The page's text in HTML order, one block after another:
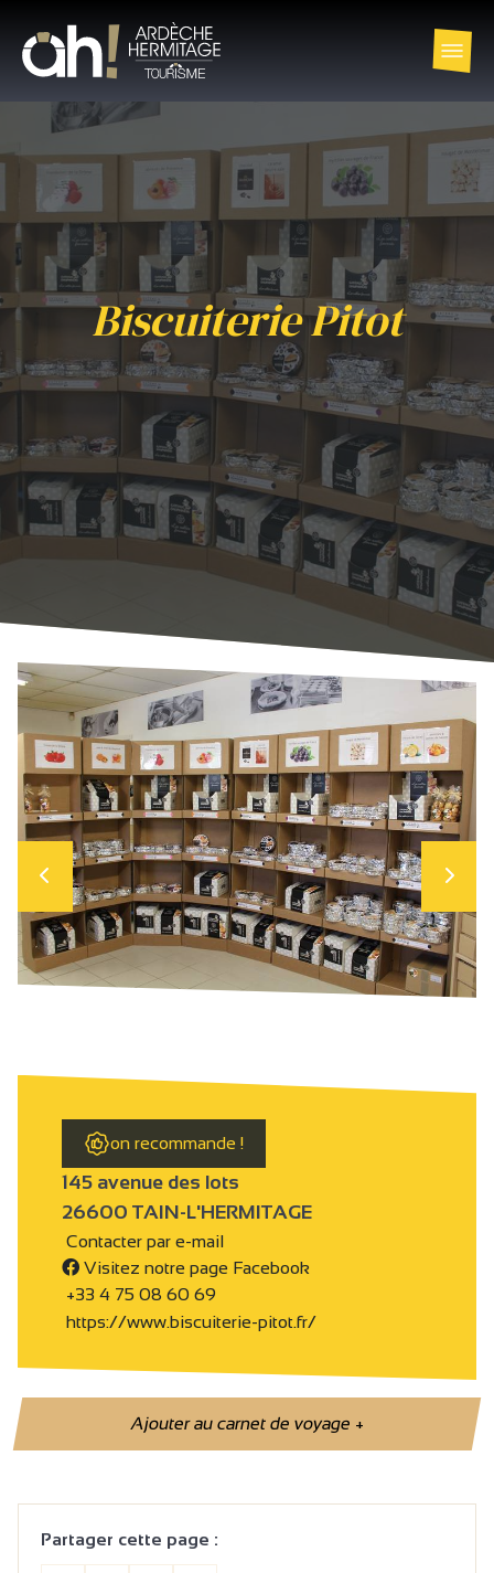
Biscuiterie Pitot
on recommande !
145 avenue des lots
26600 TAIN-L'HERMITAGE
Contacter par e-mail
Visitez notre page Facebook
+33 4 75 08 60 69
https://www.biscuiterie-pitot.fr/
Ajouter au carnet de voyage+
Partager cette page :